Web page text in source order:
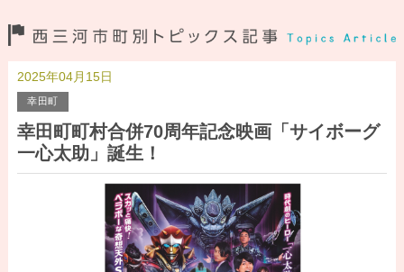
2025年04月15日
幸田町
幸田町町村合併70周年記念映画「サイボーグ
一心太助」誕生！